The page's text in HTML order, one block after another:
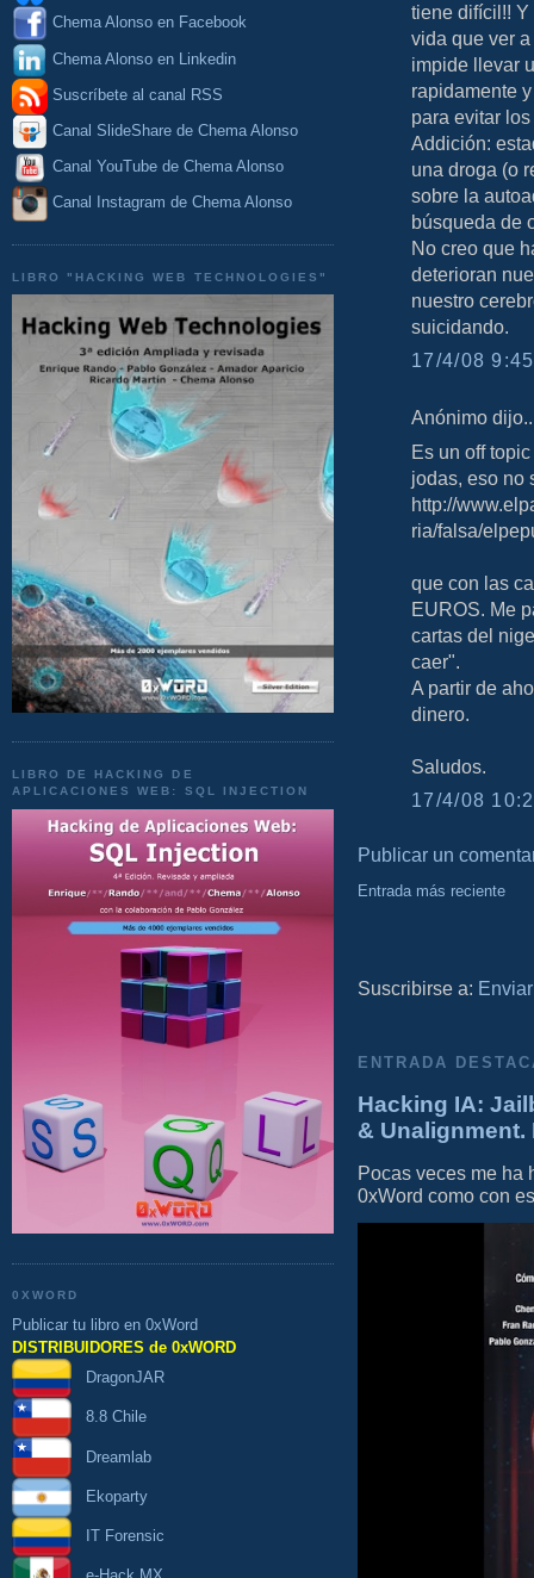
Chema Alonso en Facebook
Chema Alonso en Linkedin
Suscríbete al canal RSS
Canal SlideShare de Chema Alonso
Canal YouTube de Chema Alonso
Canal Instagram de Chema Alonso
LIBRO "HACKING WEB TECHNOLOGIES"
LIBRO DE HACKING DE
APLICACIONES WEB: SQL INJECTION
0XWORD
Publicar tu libro en 0xWord
DISTRIBUIDORES de 0xWORD
DragonJAR
8.8 Chile
Dreamlab
Ekoparty
IT Forensic
tiene difícil!! Y
vida que ver
impide llevar
rapidamente
para evitar
Addición:
una droga (o
sobre la
búsqueda de
No creo que
deterioran
nuestro
suicidando.
17/4/08
Anónimo
Es un off
jodas, eso no
http://
ria/falsa/
que con las
EUROS. Me
cartas del
caer".
A partir de
dinero.
Saludos.
17/4/08
Publicar un
Entrada más reciente
Suscribirse a:
ENTRADA
Hacking IA:
&
Pocas veces me ha
0xWord como con